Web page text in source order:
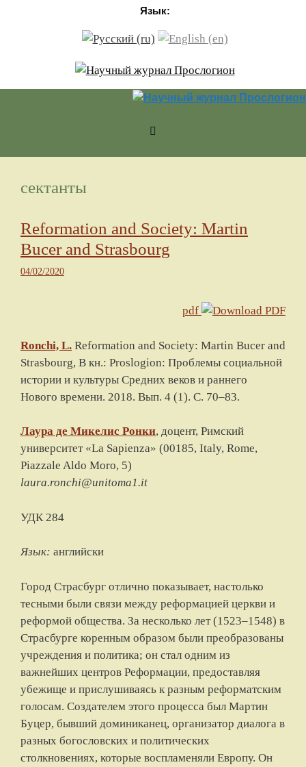
Язык:
сектанты
Reformation and Society: Martin
Bucer and Strasbourg
04/02/2020
pdf
Ronchi, L. Reformation and Society: Martin Bucer and
Strasbourg, В кн.: Proslogion: Проблемы социальной
истории и культуры Средних веков и раннего
Нового времени. 2018. Вып. 4 (1). С. 70–83.
Лаура де Микелис Ронки, доцент, Римский
университет «La Sapienza» (00185, Italy, Rome,
Piazzale Aldo Moro, 5)
laura.ronchi@unitoma1.it
УДК 284
Язык: английски
Город Страсбург отлично показывает, настолько
тесными были связи между реформацией церкви и
реформой общества. За несколько лет (1523–1548) в
Страсбурге коренным образом были преобразованы
учреждения и политика; он стал одним из
важнейших центров Реформации, предоставляя
убежище и прислушиваясь к разным реформатским
голосам. Создателем этого процесса был Мартин
Буцер, бывший доминиканец, организатор диалога в
разных богословских и политических
столкновениях, которые воспламеняли Европу. Он